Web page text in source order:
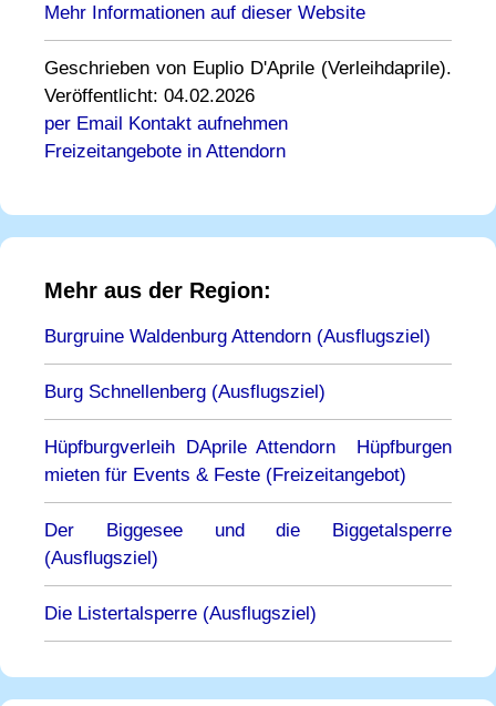
Mehr Informationen auf dieser Website
Geschrieben von Euplio D'Aprile (Verleihdaprile).
Veröffentlicht: 04.02.2026
per Email Kontakt aufnehmen
Freizeitangebote in Attendorn
Mehr aus der Region:
Burgruine Waldenburg Attendorn (Ausflugsziel)
Burg Schnellenberg (Ausflugsziel)
Hüpfburgverleih DAprile Attendorn  Hüpfburgen
mieten für Events & Feste (Freizeitangebot)
Der Biggesee und die Biggetalsperre
(Ausflugsziel)
Die Listertalsperre (Ausflugsziel)